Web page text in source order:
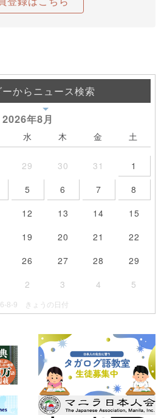
からニュース検索
2026年8月
水 木 金 土
29 30 31
1
5 6 7
8
12 13 14
15
19 20 21
22
26 27 28
29
2 3 4 5
8-9 きょうの日付